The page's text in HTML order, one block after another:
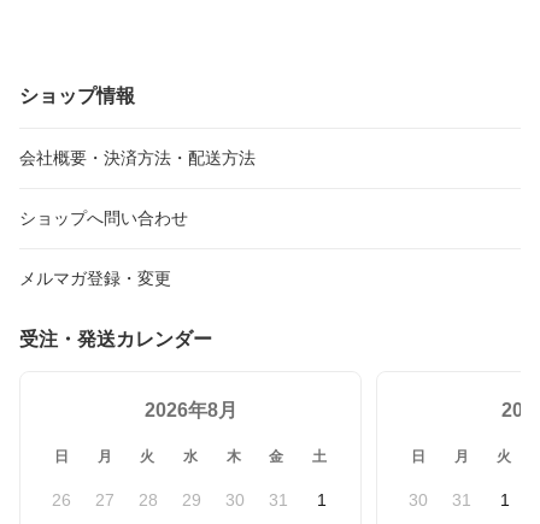
ショップ情報
会社概要・決済方法・配送方法
ショップへ問い合わせ
メルマガ登録・変更
受注・発送カレンダー
2026年8月
日 月 火 水 木 金 土
26 27 28 29 30 31 1
日 月 火
30 31 1